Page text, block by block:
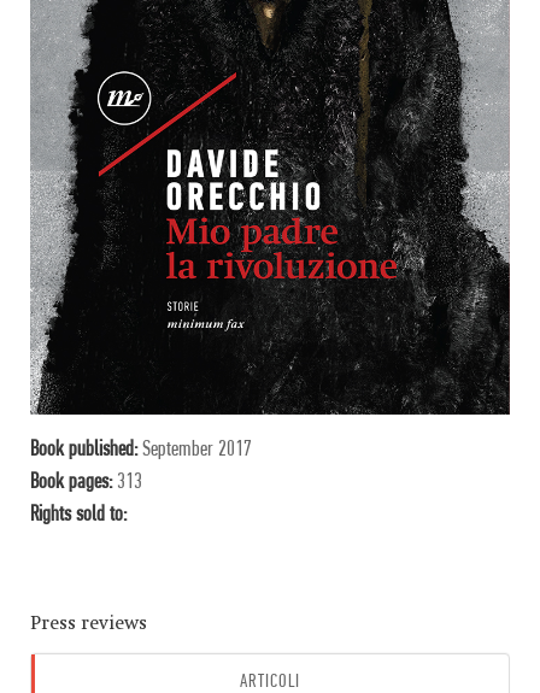
Book published:September 2017
Book pages: 313
Rights sold to:
Press reviews
ARTICOLI